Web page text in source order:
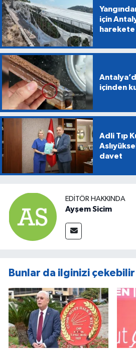
için
içinden
Adli Tıp
davet
EDITÖR HAKKINDA
Ayşem Sicim
Bunlar da ilginizi çekebilir